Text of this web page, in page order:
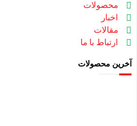
محصولات
اخبار
مقالات
ارتباط با ما
آخرین محصولات